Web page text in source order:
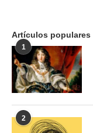
Artículos populares
1
2